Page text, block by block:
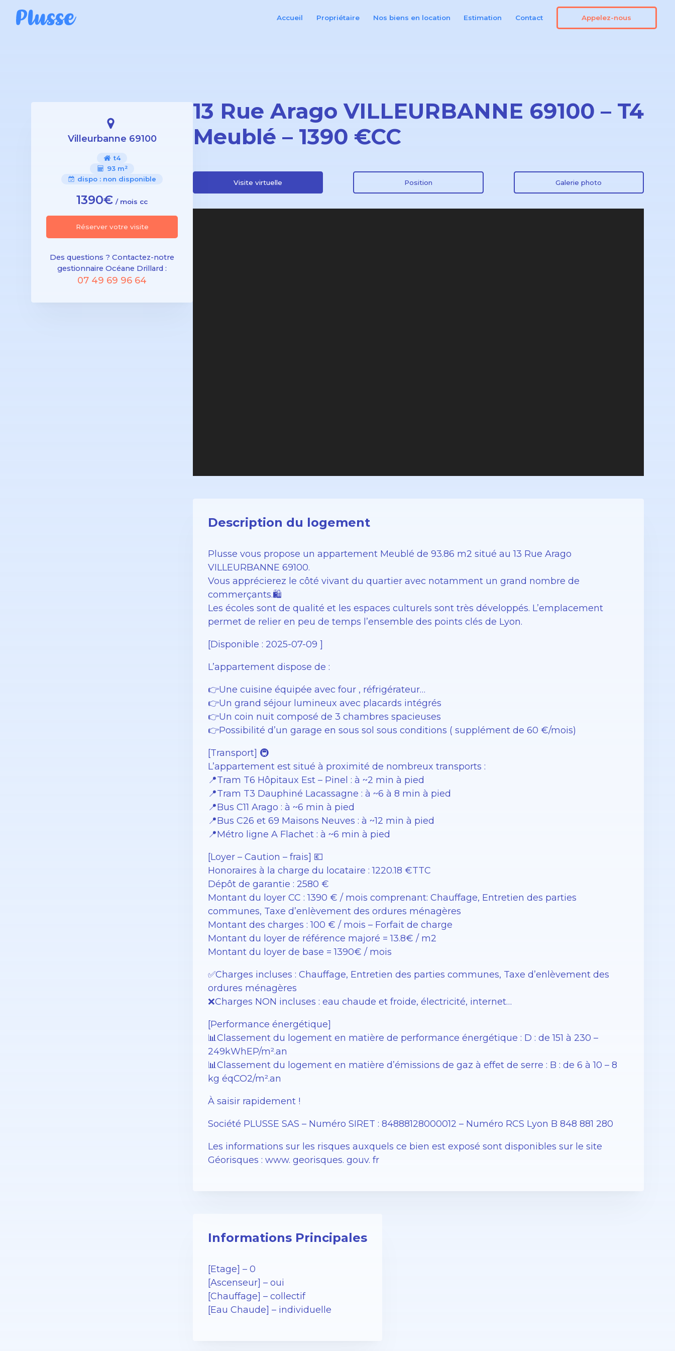
Accueil Propriétaire Nos biens en location Estimation Contact Appelez-nous
Villeurbanne 69100
t4
93 m²
dispo : non disponible
1390€ / mois cc
Réserver votre visite
Des questions ? Contactez-notre
gestionnaire Océane Drillard :
07 49 69 96 64
13 Rue Arago VILLEURBANNE 69100 – T4
Meublé – 1390 €CC
Visite virtuelle Position Galerie photo
Description du logement
Plusse vous propose un appartement Meublé de 93.86 m2 situé au 13 Rue Arago
VILLEURBANNE 69100.
Vous apprécierez le côté vivant du quartier avec notamment un grand nombre de
commerçants.🛍️
Les écoles sont de qualité et les espaces culturels sont très développés. L’emplacement
permet de relier en peu de temps l’ensemble des points clés de Lyon.
[Disponible : 2025-07-09 ]
L’appartement dispose de :
👉Une cuisine équipée avec four , réfrigérateur…
👉Un grand séjour lumineux avec placards intégrés
👉Un coin nuit composé de 3 chambres spacieuses
👉Possibilité d’un garage en sous sol sous conditions ( supplément de 60 €/mois)
[Transport] 🚇
L’appartement est situé à proximité de nombreux transports :
📍Tram T6 Hôpitaux Est – Pinel : à ~2 min à pied
📍Tram T3 Dauphiné Lacassagne : à ~6 à 8 min à pied
📍Bus C11 Arago : à ~6 min à pied
📍Bus C26 et 69 Maisons Neuves : à ~12 min à pied
📍Métro ligne A Flachet : à ~6 min à pied
[Loyer – Caution – frais] 💶
Honoraires à la charge du locataire : 1220.18 €TTC
Dépôt de garantie : 2580 €
Montant du loyer CC : 1390 € / mois comprenant: Chauffage, Entretien des parties
communes, Taxe d’enlèvement des ordures ménagères
Montant des charges : 100 € / mois – Forfait de charge
Montant du loyer de référence majoré = 13.8€ / m2
Montant du loyer de base = 1390€ / mois
✅Charges incluses : Chauffage, Entretien des parties communes, Taxe d’enlèvement des
ordures ménagères
❌Charges NON incluses : eau chaude et froide, électricité, internet…
[Performance énergétique]
📊Classement du logement en matière de performance énergétique : D : de 151 à 230 –
249kWhEP/m².an
📊Classement du logement en matière d’émissions de gaz à effet de serre : B : de 6 à 10 – 8
kg éqCO2/m².an
À saisir rapidement !
Société PLUSSE SAS – ​​Numéro SIRET : 84888128000012 – Numéro RCS Lyon B 848 881 280
Les informations sur les risques auxquels ce bien est exposé sont disponibles sur le site
Géorisques : www. georisques. gouv. fr
Informations Principales
[Etage] – 0
[Ascenseur] – oui
[Chauffage] – collectif
[Eau Chaude] – individuelle